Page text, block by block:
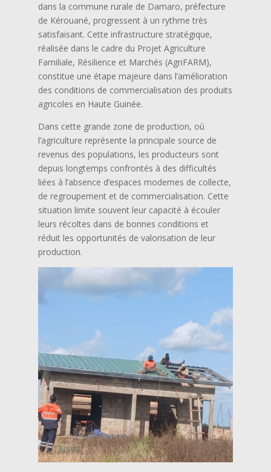
dans la commune rurale de Damaro, préfecture
de Kérouané, progressent à un rythme très
satisfaisant. Cette infrastructure stratégique,
réalisée dans le cadre du Projet Agriculture
Familiale, Résilience et Marchés (AgriFARM),
constitue une étape majeure dans l’amélioration
des conditions de commercialisation des produits
agricoles en Haute Guinée.
Dans cette grande zone de production, où
l’agriculture représente la principale source de
revenus des populations, les producteurs sont
depuis longtemps confrontés à des difficultés
liées à l’absence d’espaces modernes de collecte,
de regroupement et de commercialisation. Cette
situation limite souvent leur capacité à écouler
leurs récoltes dans de bonnes conditions et
réduit les opportunités de valorisation de leur
production.